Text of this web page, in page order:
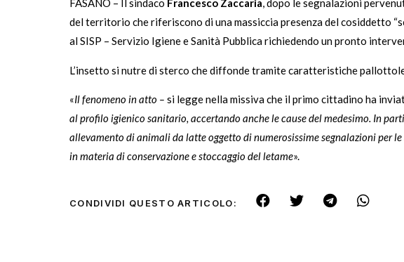
FASANO – Il sindaco Francesco Zaccaria, dopo le segnalazioni
del territorio che riferiscono di una massiccia presenza del cosiddetto
al SISP – Servizio Igiene e Sanità Pubblica richiedendo un pronto
L’insetto si nutre di sterco che diffonde tramite caratteristiche
«Il fenomeno in atto – si legge nella missiva che il primo cittadino ha
al profilo igienico sanitario, accertando anche le cause del medesimo. In
allevamento di animali da latte oggetto di numerosissime segnalazioni per
in materia di conservazione e stoccaggio del letame».
CONDIVIDI QUESTO ARTICOLO: